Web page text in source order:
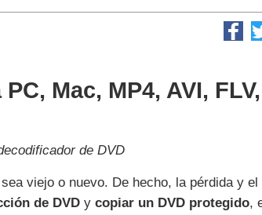
Mac, MP4, AVI, FLV,
de DVD
viejo o nuevo. De hecho, la pérdida y el
de DVD y copiar un DVD protegido,